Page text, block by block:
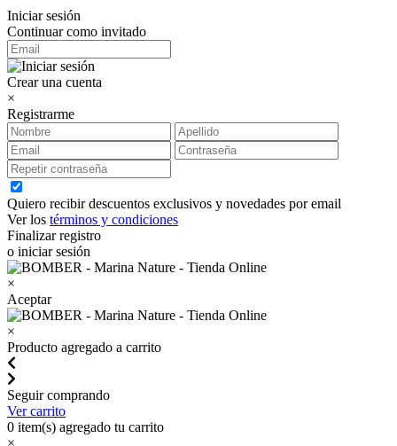
Iniciar sesión
Continuar como invitado
Crear una cuenta
×
Registrarme
Quiero recibir descuentos exclusivos y novedades por email
Ver los términos y condiciones
Finalizar registro
o iniciar sesión
×
Aceptar
×
Producto agregado a carrito
Seguir comprando
Ver carrito
0 item(s) agregado tu carrito